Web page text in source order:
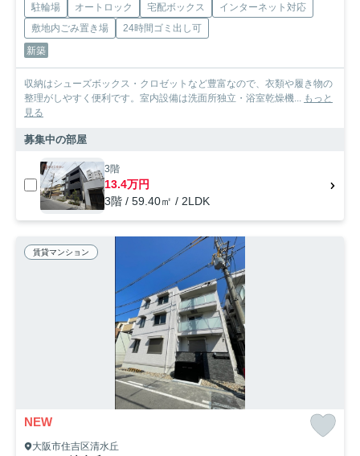
駐輪場 オートロック 宅配ボックス
インターネット対応
敷地内ごみ置き場
24時間ゴミ出し可
新築
収納はシューズボックス・クロゼットなど豊富なので、衣類や履き物の
整理がしやすく便利です。室内設備は洗面所独立・浴室乾燥機...
もっと
見る
募集中の部屋
3階
13.4万円
3階 / 59.40㎡ / 2LDK
賃貸マンション
NEW
大阪市住吉区清水丘